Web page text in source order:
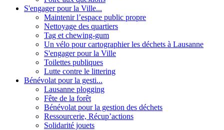
S'engager pour la Ville...
Maintenir l’espace public propre
Nettoyage des quartiers
Tag et chewing-gum
Un vélo pour cartographier les déchets à Lausanne
S'engager pour la Ville
Toilettes publiques
Lutte contre le littering
Bénévolat pour la gesti...
Lausanne plogging
Fête de la forêt
Bénévolat pour la gestion des déchets
Ressourcerie, Récup’actions
Solidarité jouets